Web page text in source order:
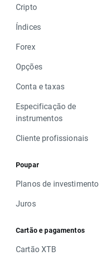
Cripto
Índices
Forex
Opções
Conta e taxas
Especificação de
instrumentos
Cliente profissionais
Poupar
Planos de investimento
Juros
Cartão e pagamentos
Cartão XTB